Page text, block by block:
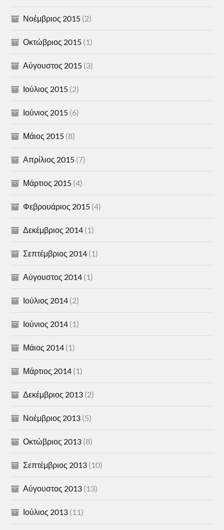
Νοέμβριος 2015 (2)
Οκτώβριος 2015 (1)
Αύγουστος 2015 (3)
Ιούλιος 2015 (2)
Ιούνιος 2015 (6)
Μάιος 2015 (8)
Απρίλιος 2015 (7)
Μάρτιος 2015 (4)
Φεβρουάριος 2015 (4)
Δεκέμβριος 2014 (1)
Σεπτέμβριος 2014 (1)
Αύγουστος 2014 (1)
Ιούλιος 2014 (2)
Ιούνιος 2014 (1)
Μάιος 2014 (1)
Μάρτιος 2014 (1)
Δεκέμβριος 2013 (2)
Νοέμβριος 2013 (5)
Οκτώβριος 2013 (8)
Σεπτέμβριος 2013 (10)
Αύγουστος 2013 (13)
Ιούλιος 2013 (11)